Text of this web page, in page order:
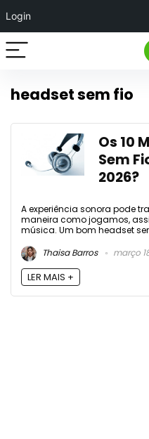
Login
headset sem fio
Os 10
Sem
2026?
A experiência sonora pode
maneira como jogamos,
música. Um bom headset
Thaisa Barros
março
LER MAIS +